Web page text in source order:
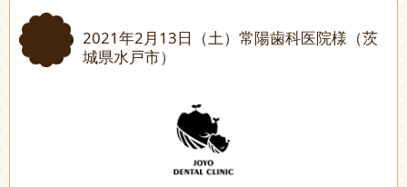
2021年2月13日（土）常陽歯科医院様（茨
城県水戸市）